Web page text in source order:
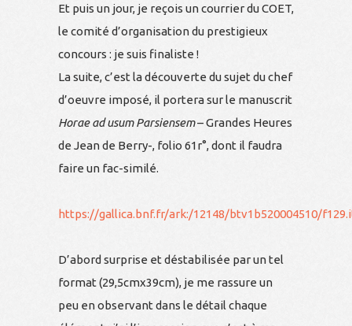
Et puis un jour, je reçois un courrier du COET,
le comité d’organisation du prestigieux
concours : je suis finaliste !
La suite, c’est la découverte du sujet du chef
d’oeuvre imposé, il portera sur le manuscrit
Horae ad usum Parsiensem– Grandes Heures
de Jean de Berry-, folio 61r°, dont il faudra
faire un fac-similé.
https://gallica.bnf.fr/ark:/12148/btv1b520004510/
D’abord surprise et déstabilisée par un tel
format (29,5cmx39cm), je me rassure un
peu en observant dans le détail chaque